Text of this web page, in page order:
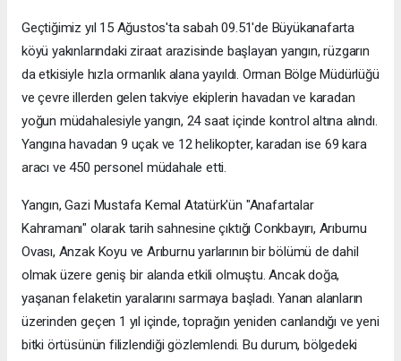
Geçtiğimiz yıl 15 Ağustos'ta sabah 09.51'de Büyükanafarta
köyü yakınlarındaki ziraat arazisinde başlayan yangın, rüzgarın
da etkisiyle hızla ormanlık alana yayıldı. Orman Bölge Müdürlüğü
ve çevre illerden gelen takviye ekiplerin havadan ve karadan
yoğun müdahalesiyle yangın, 24 saat içinde kontrol altına alındı.
Yangına havadan 9 uçak ve 12 helikopter, karadan ise 69 kara
aracı ve 450 personel müdahale etti.
Yangın, Gazi Mustafa Kemal Atatürk'ün "Anafartalar
Kahramanı" olarak tarih sahnesine çıktığı Conkbayırı, Arıburnu
Ovası, Anzak Koyu ve Arıburnu yarlarının bir bölümü de dahil
olmak üzere geniş bir alanda etkili olmuştu. Ancak doğa,
yaşanan felaketin yaralarını sarmaya başladı. Yanan alanların
üzerinden geçen 1 yıl içinde, toprağın yeniden canlandığı ve yeni
bitki örtüsünün filizlendiği gözlemlendi. Bu durum, bölgedeki